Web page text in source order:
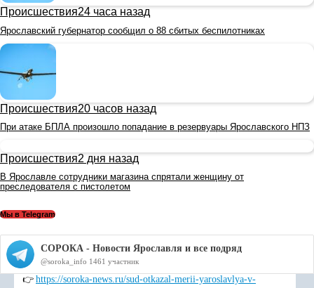
Происшествия24 часа назад
Ярославский губернатор сообщил о 88 сбитых беспилотниках
Происшествия20 часов назад
При атаке БПЛА произошло попадание в резервуары Ярославского НПЗ
Происшествия2 дня назад
В Ярославле сотрудники магазина спрятали женщину от
преследователя с пистолетом
Мы в Telegram